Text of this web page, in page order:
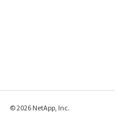
© 2026 NetApp, Inc.